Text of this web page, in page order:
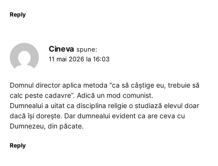
Reply
Cineva spune:
11 mai 2026 la 16:03
Domnul director aplica metoda “ca să câștige eu, trebuie să
calc peste cadavre”. Adică un mod comunist.
Dumnealui a uitat ca disciplina religie o studiază elevul doar
dacă își dorește. Dar dumnealui evident ca are ceva cu
Dumnezeu, din păcate.
Reply